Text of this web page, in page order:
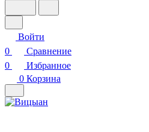
Войти
0
Сравнение
0
Избранное
0 Корзина